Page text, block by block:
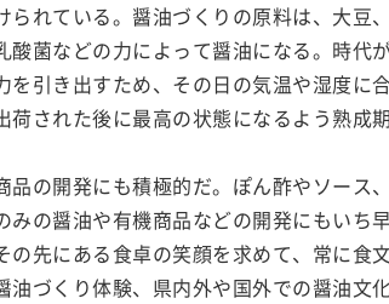
られている。醤油づくりの原料は、大豆
菌などの力によって醤油になる。時代
を引き出すため、その日の気温や湿度に
荷された後に最高の状態になるよう熟成
品の開発にも積極的だ。ぽん酢やソース
みの醤油や有機商品などの開発にもいち
の先にある食卓の笑顔を求めて、常に食
油づくり体験、県内外や国外での醤油文